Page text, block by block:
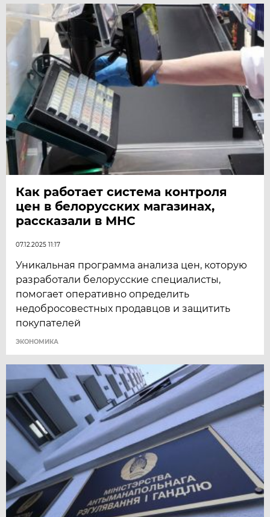
Как работает система контроля
цен в белорусских магазинах,
рассказали в МНС
07.12.2025 11:17
Уникальная программа анализа цен, которую
разработали белорусские специалисты,
помогает оперативно определить
недобросовестных продавцов и защитить
покупателей
ЭКОНОМИКА